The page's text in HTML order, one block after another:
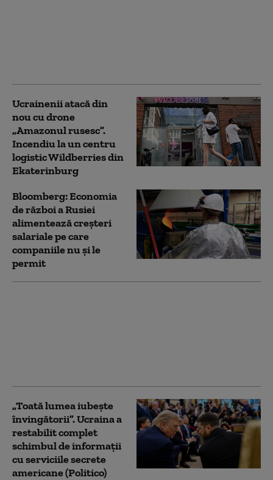
Ucrainenii atacă din
nou cu drone
„Amazonul rusesc”.
Incendiu la un centru
logistic Wildberries din
Ekaterinburg
Bloomberg: Economia
de război a Rusiei
alimentează creşteri
salariale pe care
companiile nu şi le
permit
„Toată lumea iubește
învingătorii”. Ucraina a
restabilit complet
schimbul de informații
cu serviciile secrete
americane (Politico)